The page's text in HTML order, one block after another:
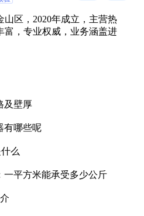
山区，2020年成立，主营热
富，专业权威，业务涵盖进
及壁厚
有哪些呢
么
一平方米能承受多少公斤